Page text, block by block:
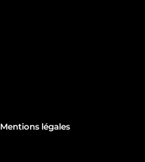
Mentions légales